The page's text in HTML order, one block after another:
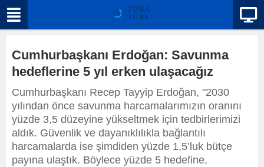
Cumhurbaşkanı Erdoğan: Savunma
hedeflerine 5 yıl erken ulaşacağız
Cumhurbaşkanı Recep Tayyip Erdoğan, "2030
yılından önce savunma harcamalarımızın oranını
yüzde 3,5 düzeyine yükseltmek için tedbirlerimizi
aldık. Güvenlik ve dayanıklılıkla bağlantılı
harcamalarda ise şimdiden yüzde 1,5’luk bütçe
payına ulaştık. Böylece yüzde 5 hedefine,